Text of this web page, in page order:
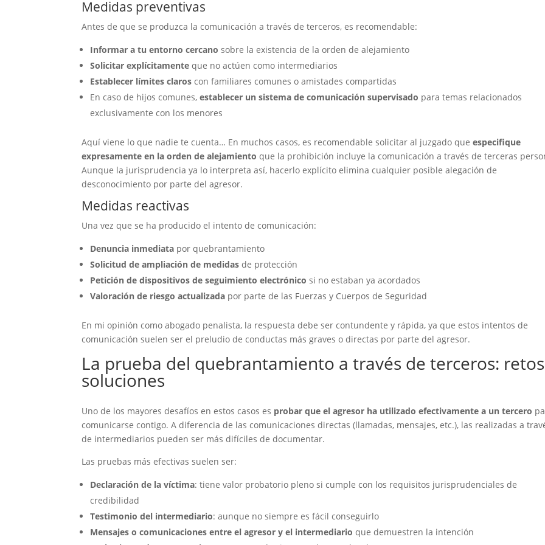
Medidas preventivas
Antes de que se produzca la comunicación a través de terceros, es recomendable:
Informar a tu entorno cercano sobre la existencia de la orden de alejamiento
Solicitar explícitamente que no actúen como intermediarios
Establecer límites claros con familiares comunes o amistades compartidas
En caso de hijos comunes,establecer un sistema de comunicación supervisado para temas relacionados
exclusivamente con los menores
Aquí viene lo que nadie te cuenta… En muchos casos, es recomendable solicitar al juzgado queespecifique
expresamente en la orden de alejamiento que la prohibición incluye la comunicación a través de terceras
Aunque la jurisprudencia ya lo interpreta así, hacerlo explícito elimina cualquier posible alegación de
desconocimiento por parte del agresor.
Medidas reactivas
Una vez que se ha producido el intento de comunicación:
Denuncia inmediata por quebrantamiento
Solicitud de ampliación de medidas de protección
Petición de dispositivos de seguimiento electrónico si no estaban ya acordados
Valoración de riesgo actualizada por parte de las Fuerzas y Cuerpos de Seguridad
En mi opinión como abogado penalista, la respuesta debe ser contundente y rápida, ya que estos intentos de
comunicación suelen ser el preludio de conductas más graves o directas por parte del agresor.
La prueba del quebrantamiento a través de terceros:
soluciones
Uno de los mayores desafíos en estos casos es probar que el agresor ha utilizado efectivamente a un tercero
comunicarse contigo. A diferencia de las comunicaciones directas (llamadas, mensajes, etc.), las realizadas a
de intermediarios pueden ser más difíciles de documentar.
Las pruebas más efectivas suelen ser:
Declaración de la víctima: tiene valor probatorio pleno si cumple con los requisitos jurisprudenciales de
credibilidad
Testimonio del intermediario: aunque no siempre es fácil conseguirlo
Mensajes o comunicaciones entre el agresor y el intermediario que demuestren la intención